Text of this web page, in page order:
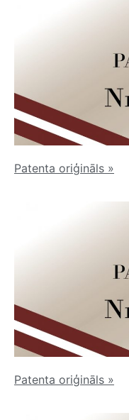
Patenta oriģināls »
Patenta oriģināls »